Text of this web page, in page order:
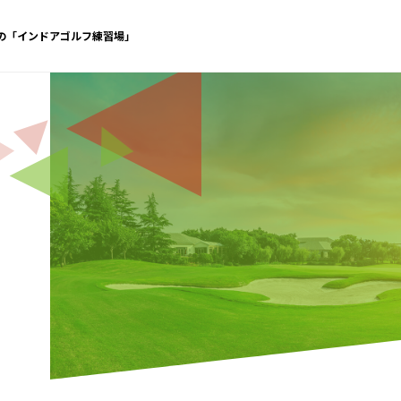
インドアゴルフ練習場」